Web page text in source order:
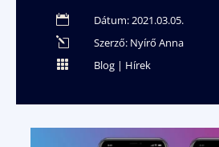
 Dátum: 2021.03.05.
l Szerző: Nyírő Anna
 Blog | Hírek